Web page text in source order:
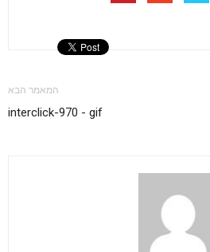
המאמר הבא
interclick-970 - gif